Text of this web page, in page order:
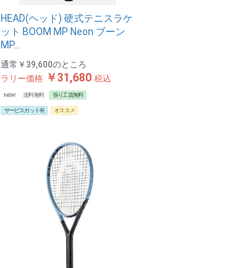
HEAD(ヘッド) 硬式テニスラケ
ット BOOM MP Neon ブーン
MP…
通常 ￥39,600のところ
ラリー価格￥31,680 税込
NEW 送料無料 張り工賃無料
サービスガット有 オススメ